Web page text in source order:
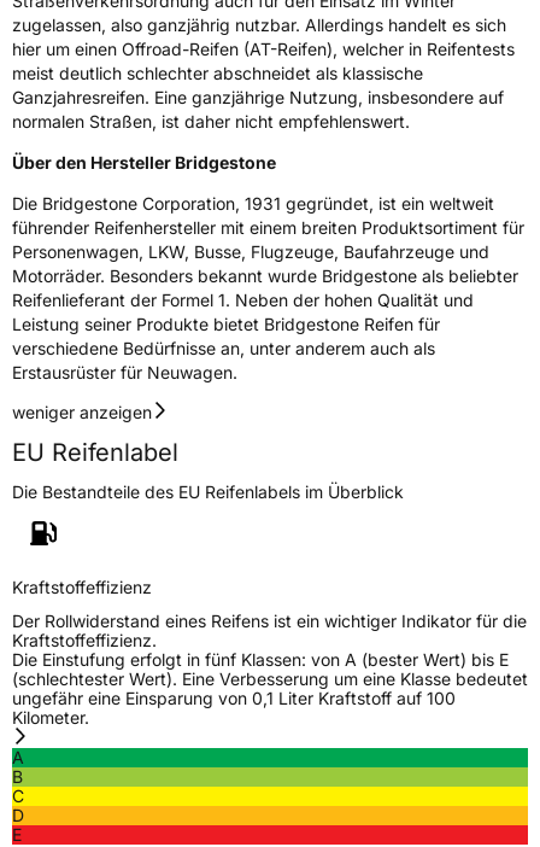
Salceto 13/15 00128 Rome Italien,
market.surveillance@bridgestone.eu
zugelassen, also ganzjährig nutzbar. Allerdings handelt es sich
hier um einen Offroad-Reifen (AT-Reifen), welcher in Reifentests
meist deutlich schlechter abschneidet als klassische
Ganzjahresreifen. Eine ganzjährige Nutzung, insbesondere auf
normalen Straßen, ist daher nicht empfehlenswert.
Über den Hersteller Bridgestone
Die Bridgestone Corporation, 1931 gegründet, ist ein weltweit
führender Reifenhersteller mit einem breiten Produktsortiment für
Personenwagen, LKW, Busse, Flugzeuge, Baufahrzeuge und
Motorräder. Besonders bekannt wurde Bridgestone als beliebter
Reifenlieferant der Formel 1. Neben der hohen Qualität und
Leistung seiner Produkte bietet Bridgestone Reifen für
verschiedene Bedürfnisse an, unter anderem auch als
Erstausrüster für Neuwagen.
weniger anzeigen
EU Reifenlabel
Die Bestandteile des EU Reifenlabels im Überblick
Kraftstoffeffizienz
Der Rollwiderstand eines Reifens ist ein wichtiger Indikator für die
Kraftstoffeffizienz.
Die Einstufung erfolgt in fünf Klassen: von A (bester Wert) bis E
(schlechtester Wert). Eine Verbesserung um eine Klasse bedeutet
ungefähr eine Einsparung von 0,1 Liter Kraftstoff auf 100
Kilometer.
A
B
C
D
E